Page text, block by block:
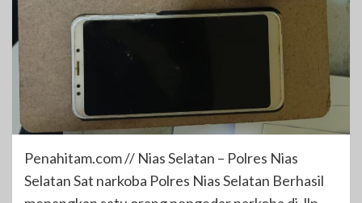
Penahitam.com // Nias Selatan – Polres Nias
Selatan Sat narkoba Polres Nias Selatan Berhasil